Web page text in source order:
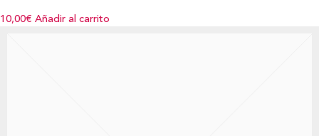
10,00€ Añadir al carrito